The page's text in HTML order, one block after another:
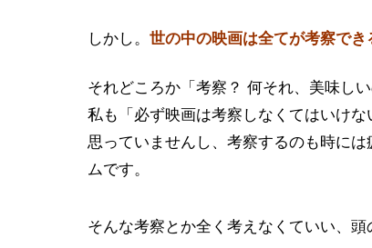
しかし。 世の中の映画は全てが考察でき
それどころか「考察？ 何それ、美味し
私も「必ず映画は考察しなくてはいけ
思っていませんし、考察するのも時に
ムです。
そんな考察とか全く考えなくていい、